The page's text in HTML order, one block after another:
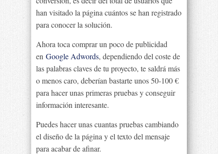
han visitado la página cuántos se han registrado
para conocer la solución.
Ahora toca comprar un poco de publicidad
en Google Adwords, dependiendo del coste de
las palabras claves de tu proyecto, te saldrá más
o menos caro, deberían bastarte unos 50-100 €
para hacer unas primeras pruebas y conseguir
información interesante.
Puedes hacer unas cuantas pruebas cambiando
el diseño de la página y el texto del mensaje
para acabar de afinar.